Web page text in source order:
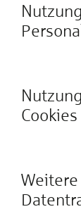
Cookies